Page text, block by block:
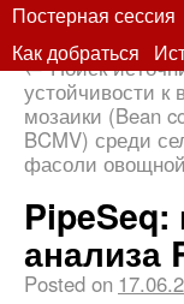
Постерная сессия
Как добраться
←Поиск
устойчивости к
мозаики (Bean
BCMV) среди
фасоли
PipeSeq:
анализа
Posted on